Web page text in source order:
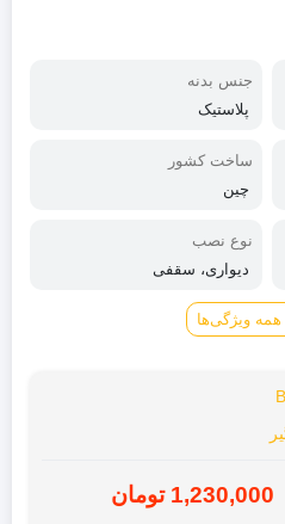
جنس بدنه
پلاستیک
ساخت کشور
چین
نوع نصب
دیواری، سقفی
ویژگی‌ها
قیمت
1,230,000 تومان
قیمت